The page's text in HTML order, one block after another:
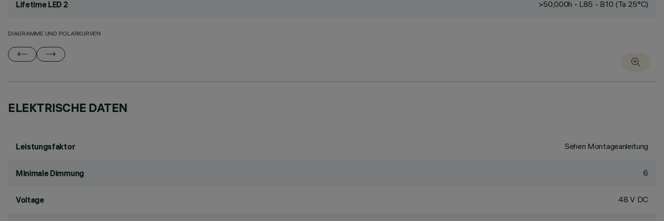
Lifetime LED 2 >50,000h - L85 - B10 (Ta 25°C)
DIAGRAMME UND POLARKURVEN
ELEKTRISCHE DATEN
Leistungsfaktor Sehen Montageanleitung
Minimale Dimmung 6
Voltage 48 V DC